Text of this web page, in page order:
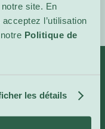
site. En
l’utilisation
Politique de
les détails